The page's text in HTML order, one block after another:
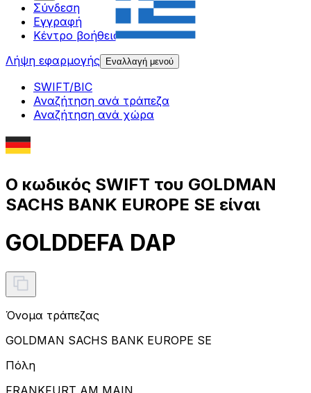
Σύνδεση
Εγγραφή
Κέντρο βοήθειας
Λήψη εφαρμογής
Εναλλαγή μενού
SWIFT/BIC
Αναζήτηση ανά τράπεζα
Αναζήτηση ανά χώρα
Ο κωδικός SWIFT του GOLDMAN
SACHS BANK EUROPE SE είναι
GOLDDEFA DAP
Όνομα τράπεζας
GOLDMAN SACHS BANK EUROPE SE
Πόλη
FRANKFURT AM MAIN